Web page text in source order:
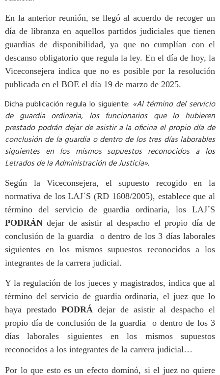
En la anterior reunión, se llegó al acuerdo de recoger un
día de libranza en aquellos partidos judiciales que tienen
guardias de disponibilidad, ya que no cumplían con el
descanso obligatorio que regula la ley. En el día de hoy, la
Viceconsejera indica que no es posible por la resolución
publicada en el BOE el día 19 de marzo de 2025.
Dicha publicación regula lo siguiente: «Al término del servicio
de guardia ordinaria, los funcionarios que lo hubieren
prestado podrán dejar de asistir a la oficina el propio día de
conclusión de la guardia o dentro de los tres días laborables
siguientes en los mismos supuestos reconocidos a los
Letrados de la Administración de Justicia».
Según la Viceconsejera, el supuesto recogido en la
normativa de los LAJ´S (RD 1608/2005), establece que al
término del servicio de guardia ordinaria, los LAJ´S
PODRÁN dejar de asistir al despacho el propio día de
conclusión de la guardia o dentro de los 3 días laborales
siguientes en los mismos supuestos reconocidos a los
integrantes de la carrera judicial.
Y la regulación de los jueces y magistrados, indica que al
término del servicio de guardia ordinaria, el juez que lo
haya prestado PODRÁ dejar de asistir al despacho el
propio día de conclusión de la guardia o dentro de los 3
días laborales siguientes en los mismos supuestos
reconocidos a los integrantes de la carrera judicial…
Por lo que esto es un efecto dominó, si el juez no quiere